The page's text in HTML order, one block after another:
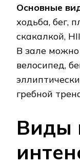
Основные
ходьба, бег,
скакалкой,
В зале
велосипед,
гребной
Виды